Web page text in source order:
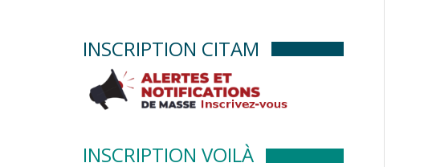
INSCRIPTION CITAM
INSCRIPTION VOILÀ